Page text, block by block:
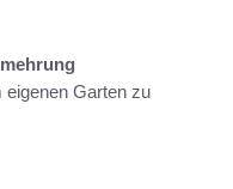
eigenen Garten zu